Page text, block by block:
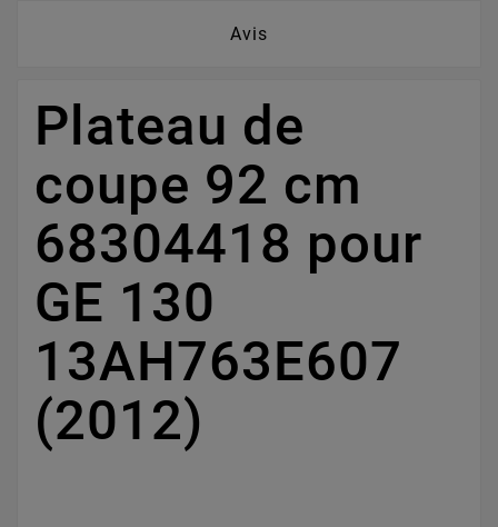
Avis
Plateau de
coupe 92 cm
68304418 pour
GE 130
13AH763E607
(2012)